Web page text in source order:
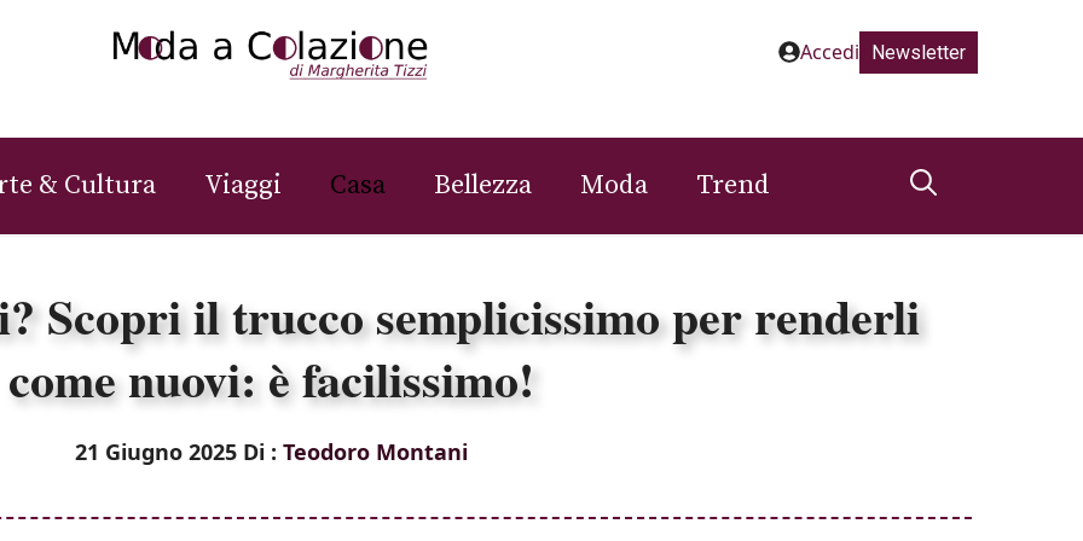
Accedi Newsletter
& Cultura Viaggi Casa Bellezza Moda Trend
Scopri il trucco semplicissimo per renderli
come nuovi: è facilissimo!
21 Giugno 2025 Di : Teodoro Montani